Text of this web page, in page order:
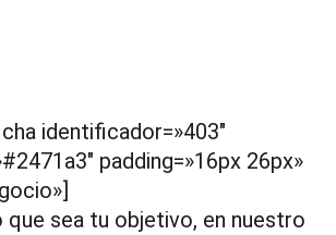
identificador=»403″
padding=»16px 26px»
sea tu objetivo, en nuestro